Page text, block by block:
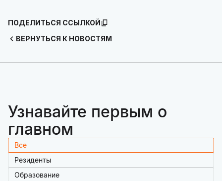
ВЕРНУТЬСЯ К НОВОСТЯМ
ПОДЕЛИТЬСЯ ССЫЛКОЙ
Узнавайте первым о
главном
Все
Резиденты
Образование